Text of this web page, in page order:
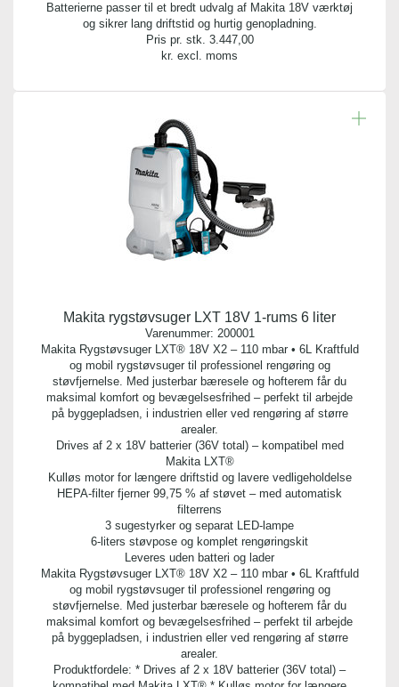
Batterierne passer til et bredt udvalg af Makita 18V værktøj
og sikrer lang driftstid og hurtig genopladning.
Pris pr. stk. 3.447,00
kr. excl. moms
Makita rygstøvsuger LXT 18V 1-rums 6 liter
Varenummer: 200001
Makita Rygstøvsuger LXT® 18V X2 – 110 mbar • 6L Kraftfuld
og mobil rygstøvsuger til professionel rengøring og
støvfjernelse. Med justerbar bæresele og hofterem får du
maksimal komfort og bevægelsesfrihed – perfekt til arbejde
på byggepladsen, i industrien eller ved rengøring af større
arealer.
Drives af 2 x 18V batterier (36V total) – kompatibel med
Makita LXT®
Kulløs motor for længere driftstid og lavere vedligeholdelse
HEPA-filter fjerner 99,75 % af støvet – med automatisk
filterrens
3 sugestyrker og separat LED-lampe
6-liters støvpose og komplet rengøringskit
Leveres uden batteri og lader
Makita Rygstøvsuger LXT® 18V X2 – 110 mbar • 6L Kraftfuld
og mobil rygstøvsuger til professionel rengøring og
støvfjernelse. Med justerbar bæresele og hofterem får du
maksimal komfort og bevægelsesfrihed – perfekt til arbejde
på byggepladsen, i industrien eller ved rengøring af større
arealer.
Produktfordele: * Drives af 2 x 18V batterier (36V total) –